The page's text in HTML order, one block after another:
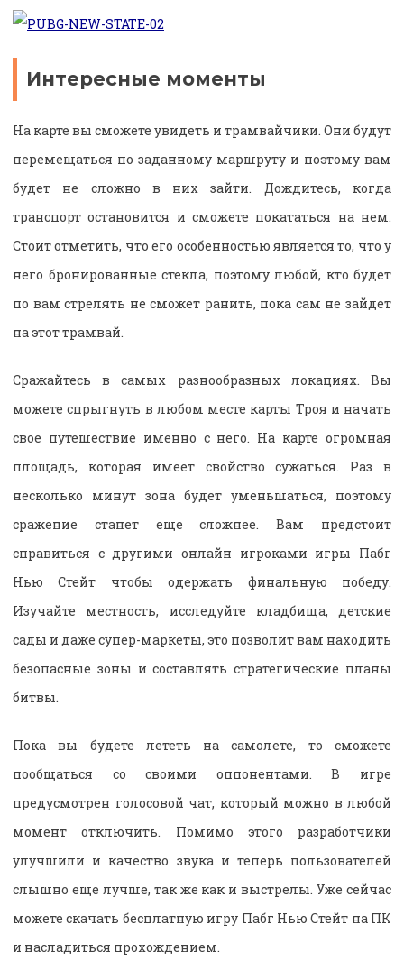
Интересные моменты
На карте вы сможете увидеть и трамвайчики. Они будут
перемещаться по заданному маршруту и поэтому вам
будет не сложно в них зайти. Дождитесь, когда
транспорт остановится и сможете покататься на нем.
Стоит отметить, что его особенностью является то, что у
него бронированные стекла, поэтому любой, кто будет
по вам стрелять не сможет ранить, пока сам не зайдет
на этот трамвай.
Сражайтесь в самых разнообразных локациях. Вы
можете спрыгнуть в любом месте карты Троя и начать
свое путешествие именно с него. На карте огромная
площадь, которая имеет свойство сужаться. Раз в
несколько минут зона будет уменьшаться, поэтому
сражение станет еще сложнее. Вам предстоит
справиться с другими онлайн игроками игры Пабг
Нью Стейт чтобы одержать финальную победу.
Изучайте местность, исследуйте кладбища, детские
сады и даже супер-маркеты, это позволит вам находить
безопасные зоны и составлять стратегические планы
битвы.
Пока вы будете лететь на самолете, то сможете
пообщаться со своими оппонентами. В игре
предусмотрен голосовой чат, который можно в любой
момент отключить. Помимо этого разработчики
улучшили и качество звука и теперь пользователей
слышно еще лучше, так же как и выстрелы. Уже сейчас
можете скачать бесплатную игру Пабг Нью Стейт на ПК
и насладиться прохождением.